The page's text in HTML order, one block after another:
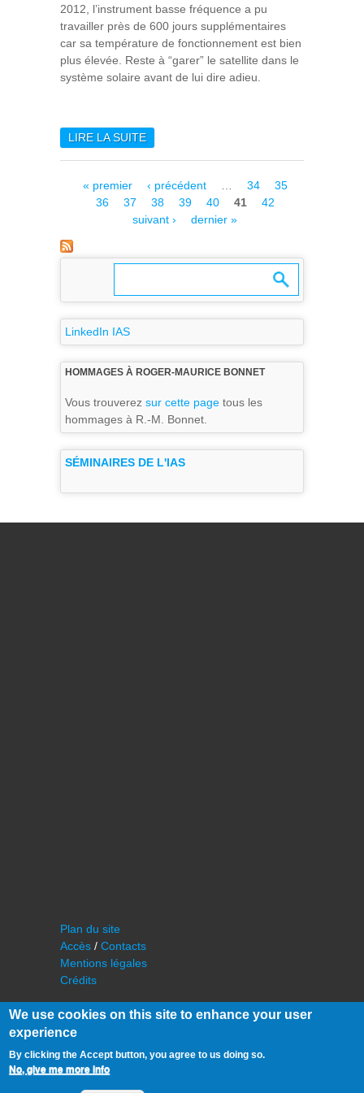
2012, l’instrument basse fréquence a pu
travailler près de 600 jours supplémentaires
car sa température de fonctionnement est bien
plus élevée. Reste à “garer” le satellite dans le
système solaire avant de lui dire adieu.
LIRE LA SUITEDE LE SATELLITE PLANCK A
Pages
« premier ‹ précédent … 34
35
36
37 38 39 40 41
42
suivant ›
dernier »
LinkedIn IAS
HOMMAGES À ROGER-MAURICE BONNET
Vous trouverez sur cette page tous les
hommages à R.-M. Bonnet.
SÉMINAIRES DE L'IAS
Plan du site
Accès / Contacts
Mentions légales
Crédits
©IAS - Institut d'Astrophysique Spatiale
We use cookies on this site to enhance your user
experience
By clicking the Accept button, you agree to us doing so.
No, give me more info